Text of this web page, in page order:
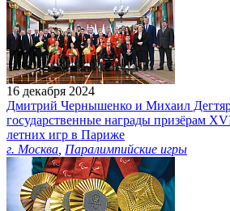
16 декабря 2024
Дмитрий Чернышенко и Михаил
государственные награды призёрам
летних игр в Париже
г. Москва Паралимпийские игры